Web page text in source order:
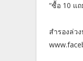
“ซื้อ 10 แ
สำรองล่ว